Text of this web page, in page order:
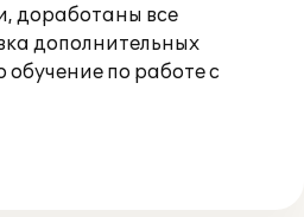
доработаны все
дополнительных
по работе с